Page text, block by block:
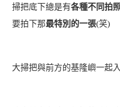
掃把底下總是有各種不同拍
要拍下那最特別的一張(笑)
大掃把與前方的基隆嶼一起